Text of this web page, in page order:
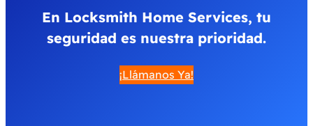
En Locksmith Home Services, tu
seguridad es nuestra prioridad.
¡Llámanos Ya!